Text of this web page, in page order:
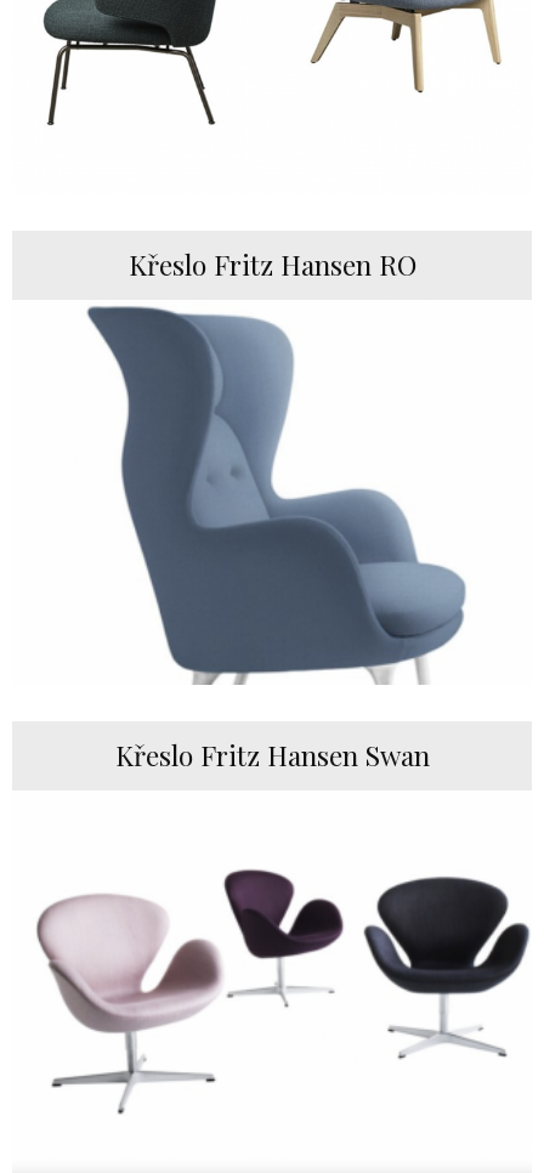
Křeslo Fritz Hansen RO
Křeslo Fritz Hansen Swan